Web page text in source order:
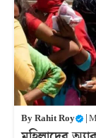
ByRahit Roy |